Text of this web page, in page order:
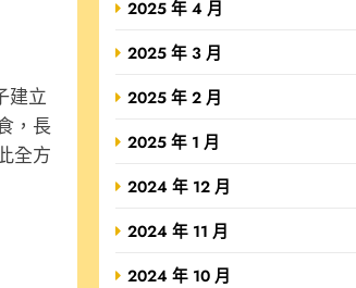
建立
，長
全方
2025 年 4 月
2025 年 3 月
2025 年 2 月
2025 年 1 月
2024 年 12 月
2024 年 11 月
2024 年 10 月